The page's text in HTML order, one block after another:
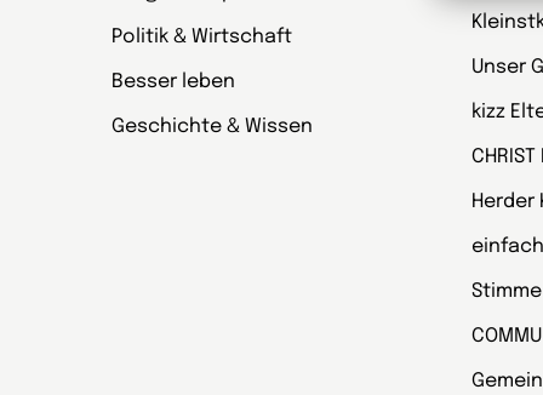
Politik & Wirtschaft
Besser leben
Geschichte & Wissen
Unser
kizz
CHRIST
Herder